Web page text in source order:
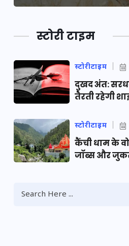
स्टोरी टाइम
स्टोरीटाइम
दुखद अंत:
तैरती रहेगी
स्टोरीटाइम
कैंची धाम के वो
जॉब्स और